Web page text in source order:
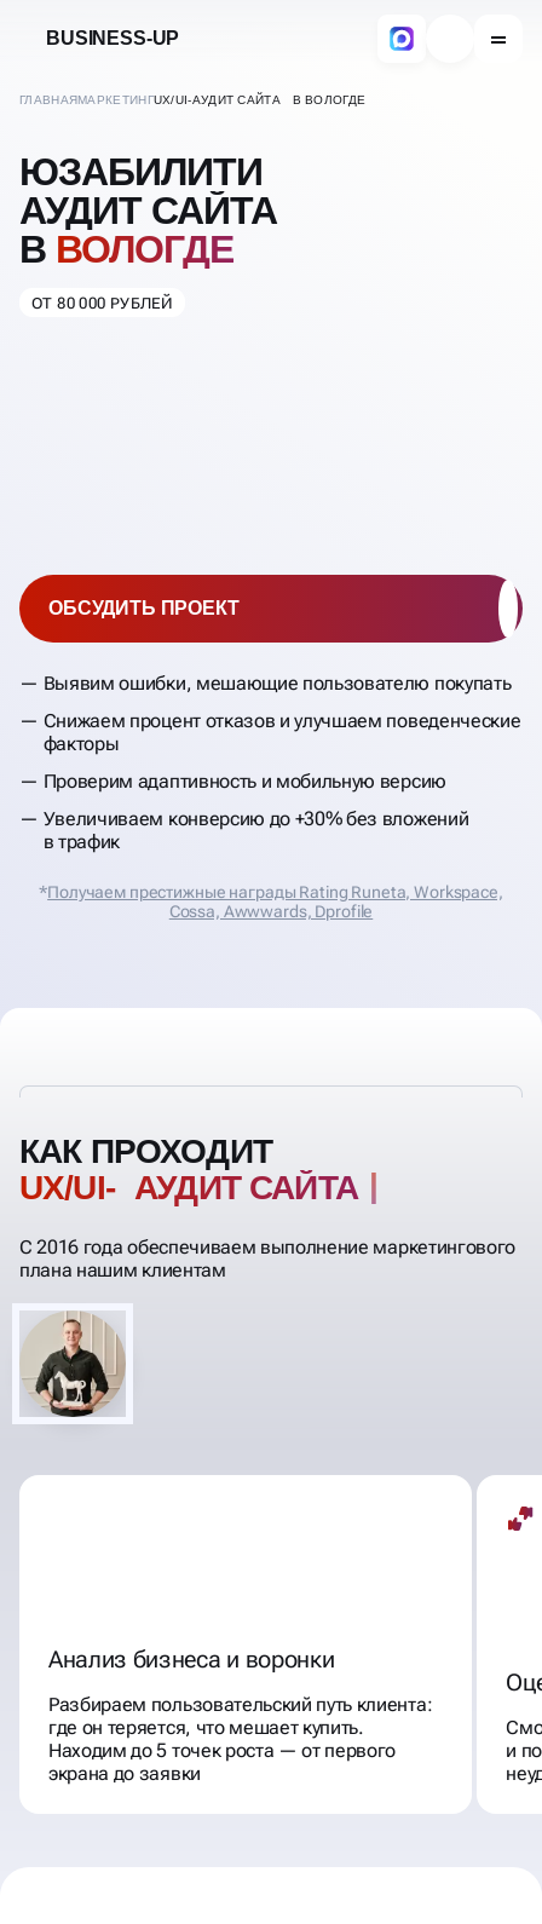
BUSINESS-UP
ГЛАВНАЯМАРКЕТИНГUX/UI-АУДИТ САЙТА В ВОЛОГДЕ
ЮЗАБИЛИТИ
АУДИТ САЙТА
В ВОЛОГДЕ
ОТ 80 000 РУБЛЕЙ
Выявим ошибки, мешающие пользователю покупать
Снижаем процент отказов и улучшаем поведенческие
факторы
Проверим адаптивность и мобильную версию
Увеличиваем конверсию до +30% без вложений
в трафик
ОБСУДИТЬ ПРОЕКТ
*Получаем престижные награды Rating Runeta, Workspace,
Cossa, Аwwwards, Dprofile
КАК ПРОХОДИТ
UX/UI- АУДИТ САЙТА
С 2016 года обеспечиваем выполнение маркетингового
плана нашим клиентам
Анализ бизнеса и воронки
Разбираем пользовательский путь клиента:
где он теряется, что мешает купить.
Находим до 5 точек роста — от первого
экрана до заявки
и